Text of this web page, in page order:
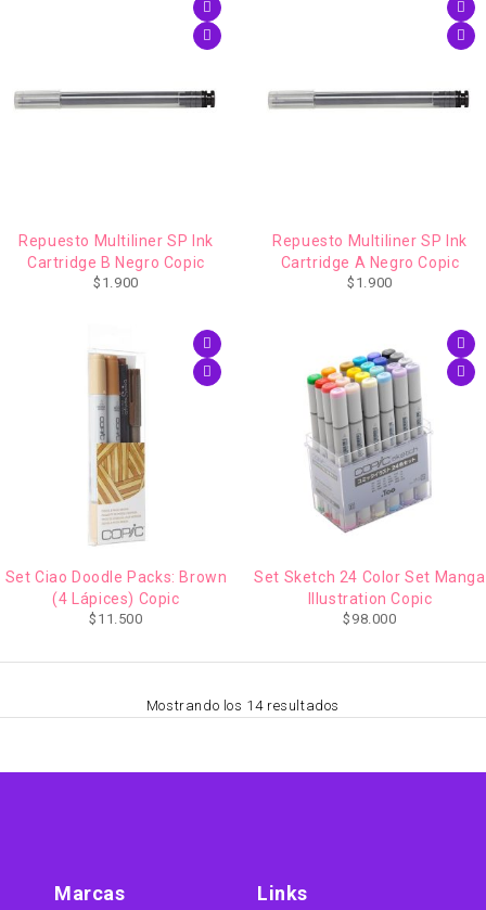
Repuesto Multiliner SP Ink
Cartridge B Negro Copic
$ 1.900
Repuesto Multiliner SP Ink
Cartridge A Negro Copic
$ 1.900
Set Ciao Doodle Packs: Brown
(4 Lápices) Copic
$ 11.500
Set Sketch 24 Color Set Manga
Illustration Copic
$ 98.000
Mostrando los 14 resultados
Marcas Links